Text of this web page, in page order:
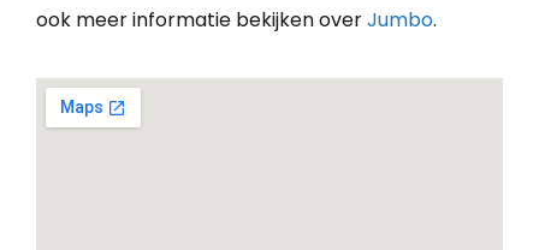
ook meer informatie bekijken overJumbo.